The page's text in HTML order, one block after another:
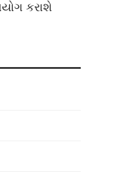
કરાશે